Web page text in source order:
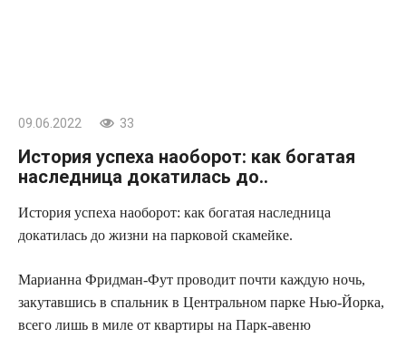
09.06.2022 33
История успеха наоборот: как богатая
наследница докатилась до..
История успеха наоборот: как богатая наследница
докатилась до жизни на парковой скамейке.
Марианна Фридман-Фут проводит почти каждую ночь,
закутавшись в спальник в Центральном парке Нью-Йорка,
всего лишь в миле от квартиры на Парк-авеню